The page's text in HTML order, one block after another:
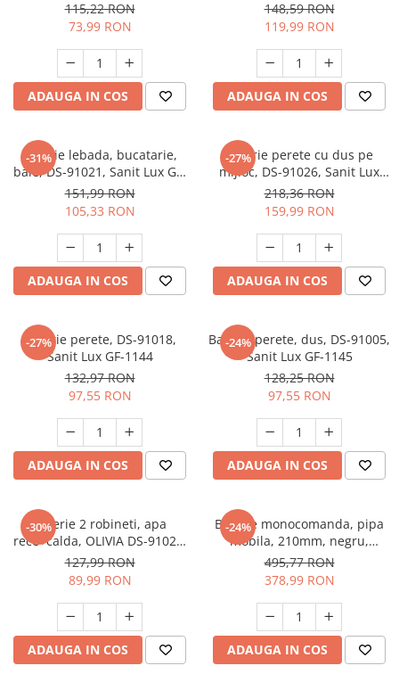
Cuptoare incorporabile
Deshidratoare carne & fructe &
legume
Electrocasnice mici
Aparate de vidat
Espressoare & Cafetiere
Friteuze aer cald
Gratare Electrice
Masini de tocat carne
Masini de umplut carnati
Mixere bucatarie
Roboti de bucatarie
Statii de calcat
Furtune & Sisteme Irigatii
Hote bucatarie
Consumabile
Hota tavan
Hote decorative
Hote incorporabile
Hote insula
Hote telescopice
Hote traditionale
Masini de Spalat Rufe & Uscatoare
Accesorii masini de spalat &
Slefuitoare
Vibratoare beton
Prelungitoare
Rotopercutoare
Suflante & Aspiratoare
Surse de Curent & Panouri Solare
Trimmere & Motocoase
Truse de Scule & Unelte
115,22 RON
73,99 RON
ADAUGA IN COS
148,59 RON
119,99 RON
ADAUGA IN COS
-31%
Baterie lebada, bucatarie,
baie, DS-91021, Sanit Lux GF-
0070
151,99 RON
105,33 RON
ADAUGA IN COS
-27%
Baterie perete cu dus pe
mijloc, DS-91026, Sanit Lux
GF-0091
218,36 RON
159,99 RON
ADAUGA IN COS
-27%
Baterie perete, DS-91018,
Sanit Lux GF-1144
132,97 RON
97,55 RON
ADAUGA IN COS
-24%
Baterie perete, dus, DS-91005,
Sanit Lux GF-1145
128,25 RON
97,55 RON
ADAUGA IN COS
-30%
Baterie 2 robineti, apa
rece+calda, OLIVIA DS-91029,
Sanit Lux GF-2164
127,99 RON
89,99 RON
ADAUGA IN COS
-24%
Baterie monocomanda, pipa
mobila, 210mm, negru,
Ecostone GF-2244
495,77 RON
378,99 RON
ADAUGA IN COS